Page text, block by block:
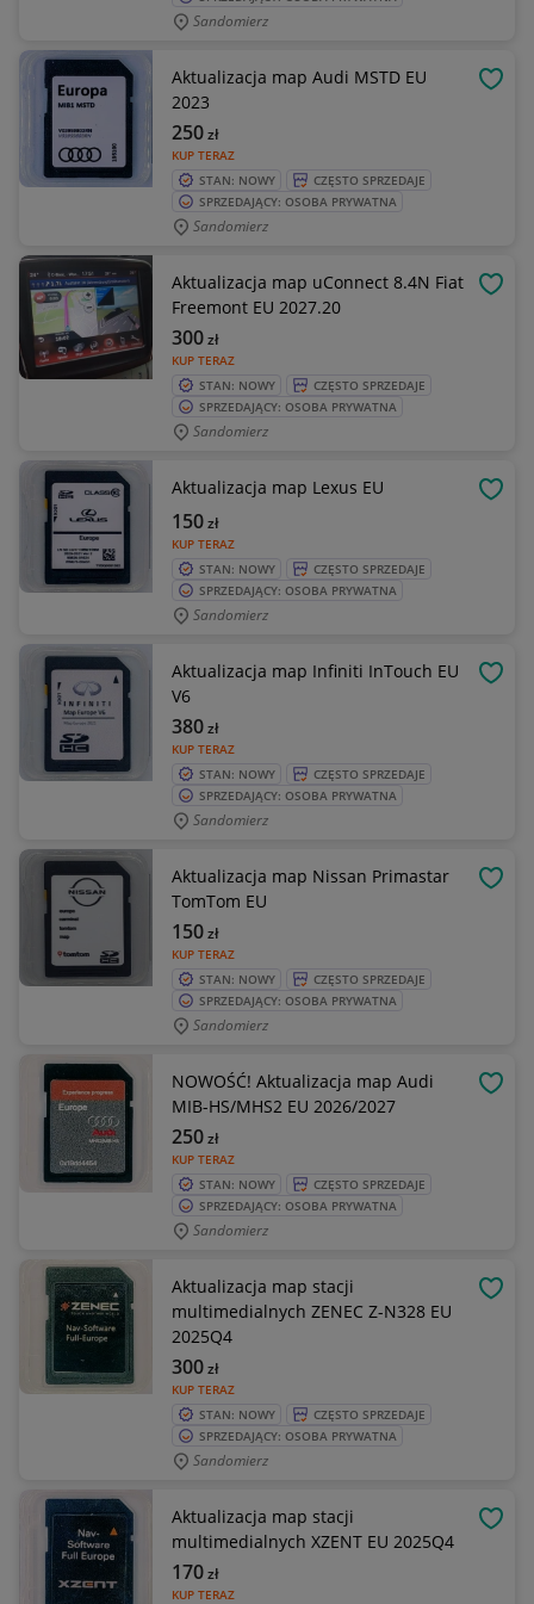
Sandomierz
Aktualizacja map Audi MSTD EU
2023
KUP TERAZ
250zł
STAN: NOWY
CZĘSTO SPRZEDAJE
SPRZEDAJĄCY: OSOBA PRYWATNA
Sandomierz
Aktualizacja map uConnect 8.4N Fiat
Freemont EU 2027.20
KUP TERAZ
300zł
STAN: NOWY
CZĘSTO SPRZEDAJE
SPRZEDAJĄCY: OSOBA PRYWATNA
Sandomierz
Aktualizacja map Lexus EU
KUP TERAZ
150zł
STAN: NOWY
CZĘSTO SPRZEDAJE
SPRZEDAJĄCY: OSOBA PRYWATNA
Sandomierz
Aktualizacja map Infiniti InTouch EU
V6
KUP TERAZ
380zł
STAN: NOWY
CZĘSTO SPRZEDAJE
SPRZEDAJĄCY: OSOBA PRYWATNA
Sandomierz
Aktualizacja map Nissan Primastar
TomTom EU
KUP TERAZ
150zł
STAN: NOWY
CZĘSTO SPRZEDAJE
SPRZEDAJĄCY: OSOBA PRYWATNA
Sandomierz
NOWOŚĆ! Aktualizacja map Audi
MIB-HS/MHS2 EU 2026/2027
KUP TERAZ
250zł
STAN: NOWY
CZĘSTO SPRZEDAJE
SPRZEDAJĄCY: OSOBA PRYWATNA
Sandomierz
Aktualizacja map stacji
multimedialnych ZENEC Z-N328 EU
2025Q4
KUP TERAZ
300zł
STAN: NOWY
CZĘSTO SPRZEDAJE
SPRZEDAJĄCY: OSOBA PRYWATNA
Sandomierz
Aktualizacja map stacji
multimedialnych XZENT EU 2025Q4
KUP TERAZ
170zł